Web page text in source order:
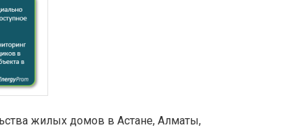
жилых домов в Астане, Алматы,